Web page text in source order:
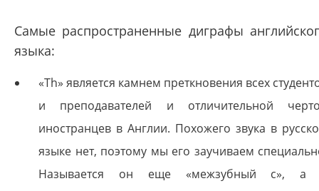
Самые распространенные диграфы
языка:
«Th» является камнем преткновения всех
и преподавателей и отличительной
иностранцев в Англии. Похожего звука в
языке нет, поэтому мы его заучиваем
Называется он еще «межзубный с», а